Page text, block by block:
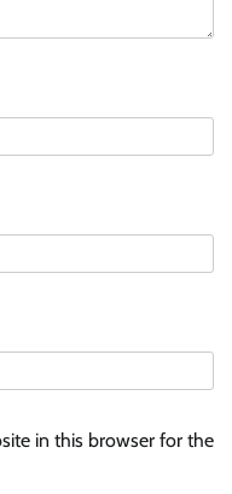
in this browser for the